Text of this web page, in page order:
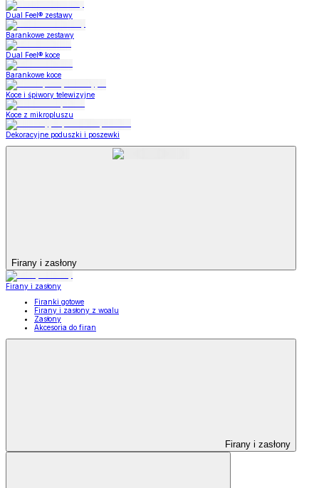
Dual Feel® zestawy
Barankowe zestawy
Dual Feel® koce
Barankowe koce
Koce i śpiwory telewizyjne
Koce z mikropluszu
Dekoracyjne poduszki i poszewki
Firany i zasłony
Firany i zasłony
Firanki gotowe
Firany i zasłony z woalu
Zasłony
Akcesoria do firan
Firany i zasłony